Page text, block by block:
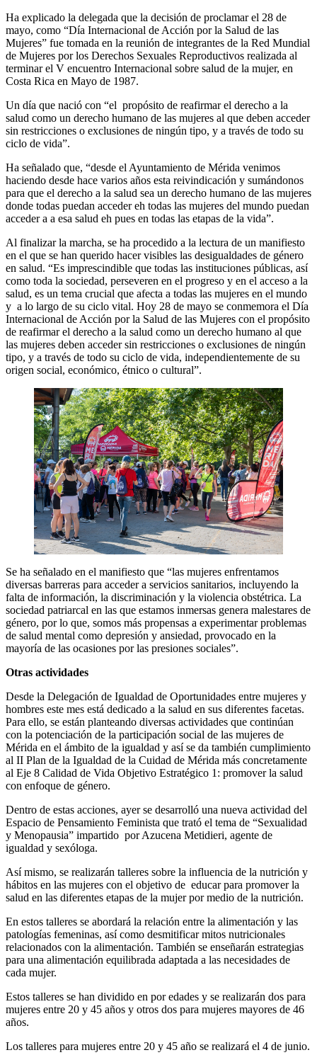
Ha explicado la delegada que la decisión de proclamar el 28 de
mayo, como “Día Internacional de Acción por la Salud de las
Mujeres” fue tomada en la reunión de integrantes de la Red Mundial
de Mujeres por los Derechos Sexuales Reproductivos realizada al
terminar el V encuentro Internacional sobre salud de la mujer, en
Costa Rica en Mayo de 1987.
Un día que nació con “el propósito de reafirmar el derecho a la
salud como un derecho humano de las mujeres al que deben acceder
sin restricciones o exclusiones de ningún tipo, y a través de todo su
ciclo de vida”.
Ha señalado que, “desde el Ayuntamiento de Mérida venimos
haciendo desde hace varios años esta reivindicación y sumándonos
para que el derecho a la salud sea un derecho humano de las mujeres
donde todas puedan acceder eh todas las mujeres del mundo puedan
acceder a a esa salud eh pues en todas las etapas de la vida”.
Al finalizar la marcha, se ha procedido a la lectura de un manifiesto
en el que se han querido hacer visibles las desigualdades de género
en salud. “Es imprescindible que todas las instituciones públicas, así
como toda la sociedad, perseveren en el progreso y en el acceso a la
salud, es un tema crucial que afecta a todas las mujeres en el mundo
y a lo largo de su ciclo vital. Hoy 28 de mayo se conmemora el Día
Internacional de Acción por la Salud de las Mujeres con el propósito
de reafirmar el derecho a la salud como un derecho humano al que
las mujeres deben acceder sin restricciones o exclusiones de ningún
tipo, y a través de todo su ciclo de vida, independientemente de su
origen social, económico, étnico o cultural”.
Se ha señalado en el manifiesto que “las mujeres enfrentamos
diversas barreras para acceder a servicios sanitarios, incluyendo la
falta de información, la discriminación y la violencia obstétrica. La
sociedad patriarcal en las que estamos inmersas genera malestares de
género, por lo que, somos más propensas a experimentar problemas
de salud mental como depresión y ansiedad, provocado en la
mayoría de las ocasiones por las presiones sociales”.
Otras actividades
Desde la Delegación de Igualdad de Oportunidades entre mujeres y
hombres este mes está dedicado a la salud en sus diferentes facetas.
Para ello, se están planteando diversas actividades que continúan
con la potenciación de la participación social de las mujeres de
Mérida en el ámbito de la igualdad y así se da también cumplimiento
al II Plan de la Igualdad de la Cuidad de Mérida más concretamente
al Eje 8 Calidad de Vida Objetivo Estratégico 1: promover la salud
con enfoque de género.
Dentro de estas acciones, ayer se desarrolló una nueva actividad del
Espacio de Pensamiento Feminista que trató el tema de “Sexualidad
y Menopausia” impartido por Azucena Metidieri, agente de
igualdad y sexóloga.
Así mismo, se realizarán talleres sobre la influencia de la nutrición y
hábitos en las mujeres con el objetivo de educar para promover la
salud en las diferentes etapas de la mujer por medio de la nutrición.
En estos talleres se abordará la relación entre la alimentación y las
patologías femeninas, así como desmitificar mitos nutricionales
relacionados con la alimentación. También se enseñarán estrategias
para una alimentación equilibrada adaptada a las necesidades de
cada mujer.
Estos talleres se han dividido en por edades y se realizarán dos para
mujeres entre 20 y 45 años y otros dos para mujeres mayores de 46
años.
Los talleres para mujeres entre 20 y 45 año se realizará el 4 de junio.